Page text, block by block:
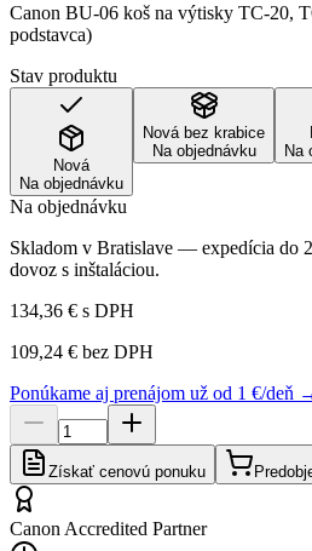
Canon BU-06 koš na výtisky TC-20,
podstavca)
Stav produktu
Nová
Na objednávku
Nová bez krabice
Na objednávku
Na
Na objednávku
Skladom v Bratislave — expedícia do
dovoz s inštaláciou.
134,36 € s DPH
109,24 € bez DPH
Ponúkame aj prenájom už od 1 €/deň
Získať cenovú ponuku
Canon Accredited Partner